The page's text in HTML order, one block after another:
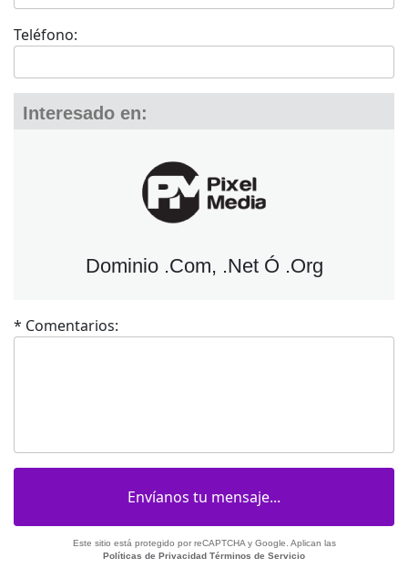
Teléfono:
Interesado en:
Dominio .Com, .Net Ó .Org
* Comentarios:
Este sitio está protegido por reCAPTCHA y Google. Aplican las
Políticas de Privacidad Términos de Servicio